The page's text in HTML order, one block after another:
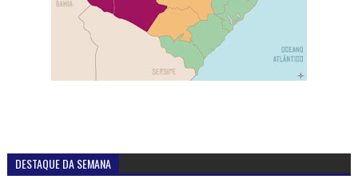
DESTAQUE DA SEMANA